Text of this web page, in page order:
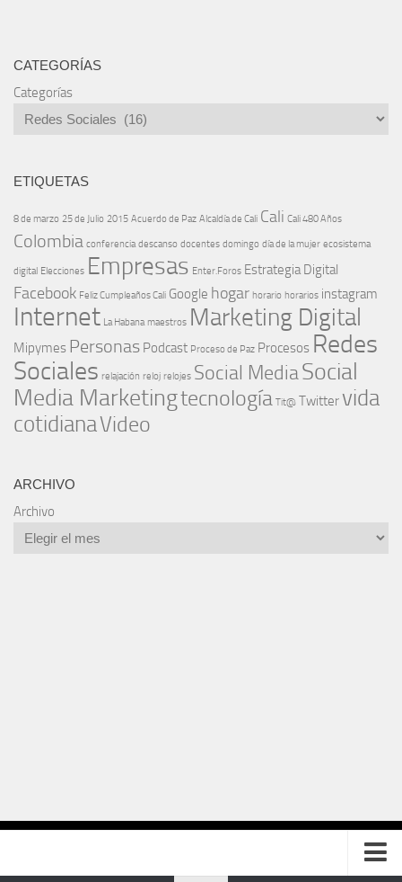
CATEGORÍAS
Categorías
ETIQUETAS
8 de marzo 25 de Julio 2015 Acuerdo de Paz Alcaldía de Cali Cali Cali 480 Años
Colombia conferencia descanso docentes domingo día de la mujer ecosistema
digital Elecciones Empresas Enter.Foros Estrategia Digital
Facebook Feliz Cumpleaños Cali Google hogar horario horarios instagram
Internet La Habana maestros Marketing Digital
Mipymes Personas Podcast Proceso de Paz Procesos Redes
Sociales relajación reloj relojes Social MediaSocial
Media Marketingtecnología Tit@ Twitter vida
cotidianaVideo
ARCHIVO
Archivo